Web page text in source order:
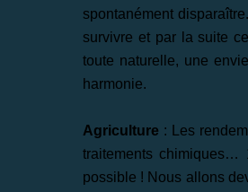
spontanément
survivre et par la suite
toute naturelle, une
harmonie.
Agriculture : Les
traitements chimiques…
possible ! Nous allons